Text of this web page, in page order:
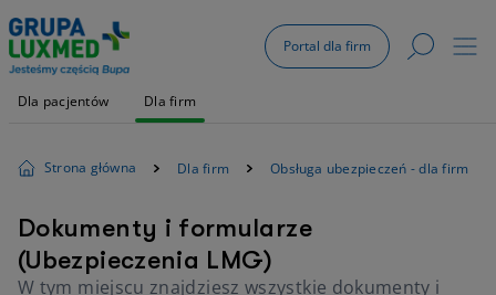
Portal dla firm
Dla pacjentów Dla firm
Strona główna Dla firm Obsługa ubezpieczeń - dla firm
Dokumenty i formularze
(Ubezpieczenia LMG)
W tym miejscu znajdziesz wszystkie dokumenty i